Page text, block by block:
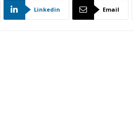
Linkedin Email